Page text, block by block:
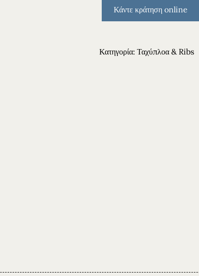
Κάντε κράτηση online
Κατηγορία:Ταχύπλοα & Ribs